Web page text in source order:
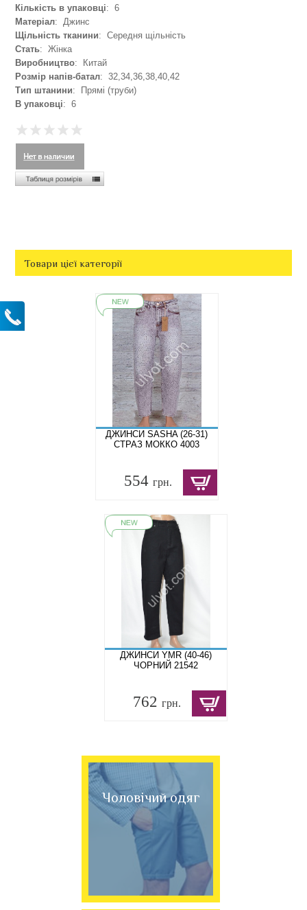
Кількість в упаковці: 6
Матеріал: Джинс
Щільність тканини: Середня щільність
Стать: Жінка
Виробництво: Китай
Розмір напів-батал: 32,34,36,38,40,42
Тип штанини: Прямі (труби)
В упаковці: 6
Товари цієї категорії
ДЖИНСИ SASHA (26-31)
СТРАЗ МОККО 4003
554 грн.
ДЖИНСИ YMR (40-46)
ЧОРНИЙ 21542
762 грн.
Чоловічий одяг